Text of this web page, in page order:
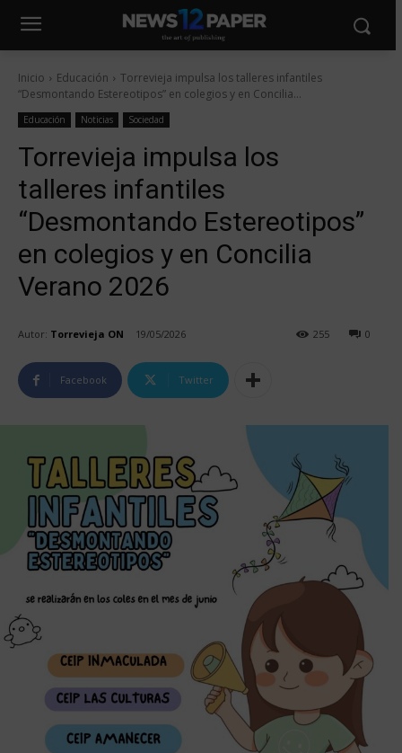
Inicio Educación
Torrevieja impulsa los talleres infantiles
“Desmontando Estereotipos” en colegios y en Concilia...
Educación Noticias Sociedad
Torrevieja impulsa los
talleres infantiles
“Desmontando Estereotipos”
en colegios y en Concilia
Verano 2026
Autor: Torrevieja ON 19/05/2026 0
255
Facebook Twitter